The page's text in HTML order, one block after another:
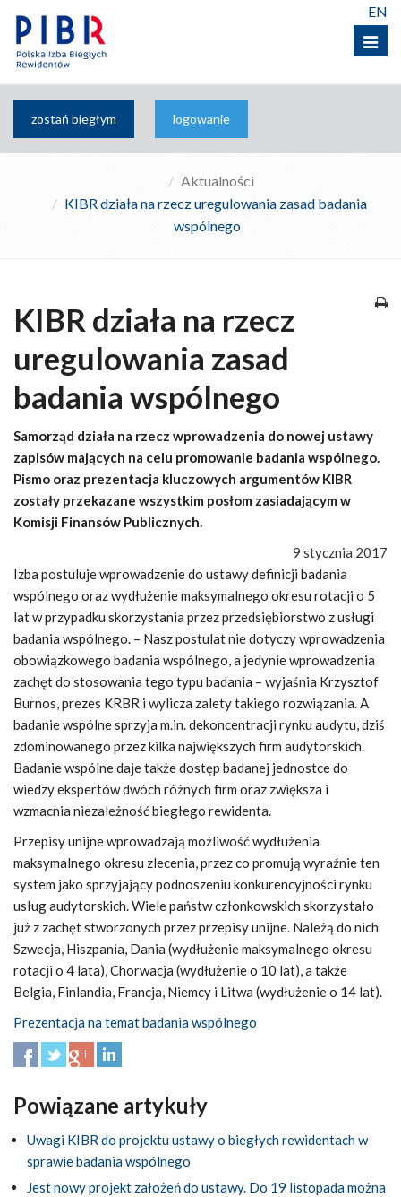
Menu
EN
zostań biegłym logowanie
Aktualności
KIBR działa na rzecz uregulowania zasad badania
wspólnego
KIBR działa na rzecz
uregulowania zasad
badania wspólnego
Samorząd działa na rzecz wprowadzenia do nowej ustawy
zapisów mających na celu promowanie badania wspólnego.
Pismo oraz prezentacja kluczowych argumentów KIBR
zostały przekazane wszystkim posłom zasiadającym w
Komisji Finansów Publicznych.
9 stycznia 2017
Izba postuluje wprowadzenie do ustawy definicji badania
wspólnego oraz wydłużenie maksymalnego okresu rotacji o 5
lat w przypadku skorzystania przez przedsiębiorstwo z usługi
badania wspólnego. – Nasz postulat nie dotyczy wprowadzenia
obowiązkowego badania wspólnego, a jedynie wprowadzenia
zachęt do stosowania tego typu badania – wyjaśnia Krzysztof
Burnos, prezes KRBR i wylicza zalety takiego rozwiązania. A
badanie wspólne sprzyja m.in. dekoncentracji rynku audytu, dziś
zdominowanego przez kilka największych firm audytorskich.
Badanie wspólne daje także dostęp badanej jednostce do
wiedzy ekspertów dwóch różnych firm oraz zwiększa i
wzmacnia niezależność biegłego rewidenta.
Przepisy unijne wprowadzają możliwość wydłużenia
maksymalnego okresu zlecenia, przez co promują wyraźnie ten
system jako sprzyjający podnoszeniu konkurencyjności rynku
usług audytorskich. Wiele państw członkowskich skorzystało
już z zachęt stworzonych przez przepisy unijne. Należą do nich
Szwecja, Hiszpania, Dania (wydłużenie maksymalnego okresu
rotacji o 4 lata), Chorwacja (wydłużenie o 10 lat), a także
Belgia, Finlandia, Francja, Niemcy i Litwa (wydłużenie o 14 lat).
Prezentacja na temat badania wspólnego
Powiązane artykuły
Uwagi KIBR do projektu ustawy o biegłych rewidentach w
sprawie badania wspólnego
Jest nowy projekt założeń do ustawy. Do 19 listopada można